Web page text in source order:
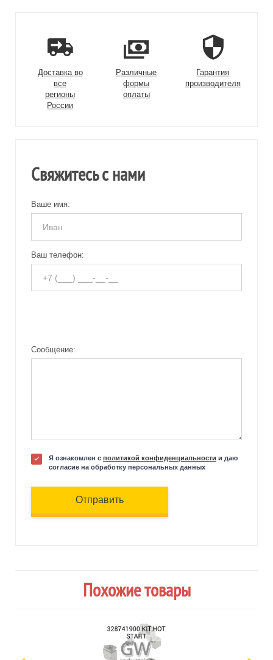
Доставка во
все
регионы
России
Различные
формы
оплаты
Гарантия
производителя
Свяжитесь с нами
Ваше имя:
Ваш телефон:
Сообщение:
Я ознакомлен с политикой конфиденциальности и даю
согласие на обработку персональных данных
Отправить
Похожие товары